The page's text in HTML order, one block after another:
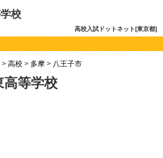
校
高校入試ドットネット[東京都]
> 高校 > 多摩 > 八王子市
高等学校